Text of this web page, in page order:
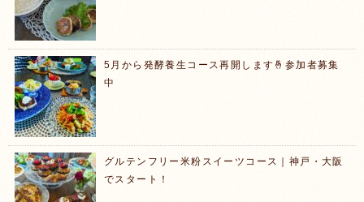
5月から発酵養生コース再開します🤞参加者募集
中
グルテンフリー米粉スイーツコース｜神戸・大阪
でスタート！